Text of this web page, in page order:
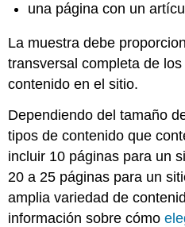
una página con un
La muestra debe
transversal completa de
contenido en el sitio.
Dependiendo del tamaño
tipos de contenido que
incluir 10 páginas para un
20 a 25 páginas para un
amplia variedad de
información sobre cómo